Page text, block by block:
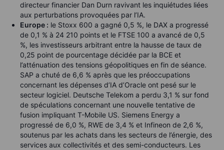
directeur financier Dan Durn ravivant les inquiétudes liées
aux perturbations provoquées par l’IA.
Europe : le Stoxx 600 a gagné 0,5 %, le DAX a progressé
de 0,1 % à 24 210 points et le FTSE 100 a avancé de 0,5
%, les investisseurs arbitrant entre la hausse de taux de
0,25 point de pourcentage décidée par la BCE et
l’atténuation des tensions géopolitiques en fin de séance.
SAP a chuté de 6,6 % après que les préoccupations
concernant les dépenses d’IA d’Oracle ont pesé sur le
secteur logiciel. Deutsche Telekom a perdu 3,1 % sur fond
de spéculations concernant une nouvelle tentative de
fusion impliquant T-Mobile US. Siemens Energy a
progressé de 6,0 %, RWE de 3,4 % et Infineon de 2,6 %,
soutenus par les achats dans les secteurs de l’énergie, des
services aux collectivités et des semi-conducteurs. Les